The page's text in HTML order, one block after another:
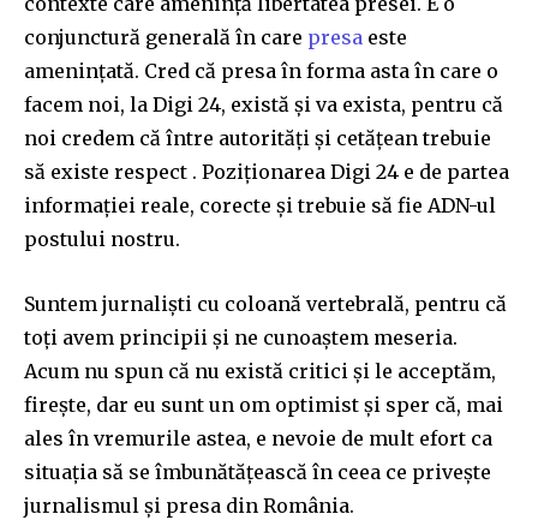
conjunctură generală în care presa este
amenințată. Cred că presa în forma asta în care o
facem noi, la Digi 24, există și va exista, pentru că
noi credem că între autorități și cetățean trebuie
să existe respect . Poziționarea Digi 24 e de partea
informației reale, corecte și trebuie să fie ADN-ul
postului nostru.
Suntem jurnaliști cu coloană vertebrală, pentru că
toți avem principii și ne cunoaștem meseria.
Acum nu spun că nu există critici și le acceptăm,
firește, dar eu sunt un om optimist și sper că, mai
ales în vremurile astea, e nevoie de mult efort ca
situația să se îmbunătățească în ceea ce privește
jurnalismul și presa din România.